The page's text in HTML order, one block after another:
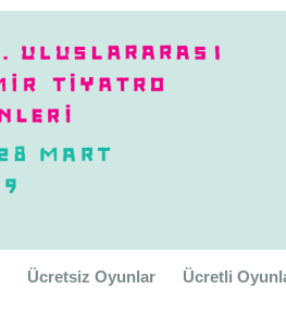
Ücretsiz Oyunlar Ücretli